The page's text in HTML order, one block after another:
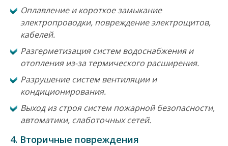
Оплавление и короткое замыкание
электропроводки, повреждение электрощитов,
кабелей.
Разгерметизация систем водоснабжения и
отопления из-за термического расширения.
Разрушение систем вентиляции и
кондиционирования.
Выход из строя систем пожарной безопасности,
автоматики, слаботочных сетей.
4. Вторичные повреждения